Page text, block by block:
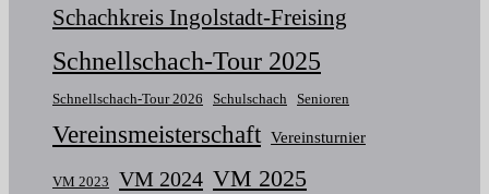
Schachkreis Ingolstadt-Freising
Schnellschach-Tour 2025
Schnellschach-Tour 2026 Schulschach Senioren
Vereinsmeisterschaft Vereinsturnier
VM 2023 VM 2024 VM 2025